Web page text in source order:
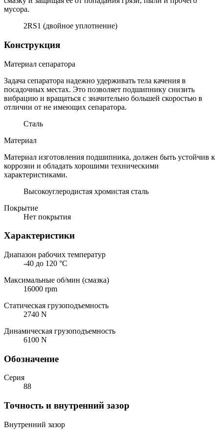
мусора.
2RS1 (двойное уплотнение)
Конструкция
Материал сепаратора
Задача сепаратора надежно удерживать тела качения в
посадочных местах. Это позволяет подшипнику снизить
вибрацию и вращаться с значительно большей скоростью в
отличии от не имеющих сепаратора.
Сталь
Материал
Материал изготовления подшипника, должен быть устойчив к
коррозии и обладать хорошими техническими
характеристиками.
Высокоуглеродистая хромистая сталь
Покрытие
Нет покрытия
Характеристики
Диапазон рабочих температур
-40 до 120 °C
Максимальные об/мин (смазка)
16000 rpm
Статическая грузоподъемность
2740 N
Динамическая грузоподъемность
6100 N
Обозначение
Серия
88
Точность и внутренний зазор
Внутренний зазор